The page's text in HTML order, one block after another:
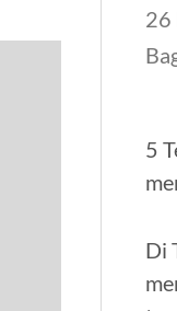
26
5
Di